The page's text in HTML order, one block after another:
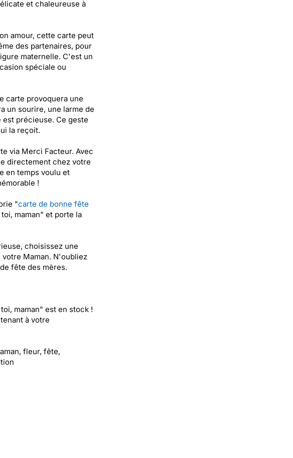
et chaleureuse à
amour, cette carte peut
des partenaires, pour
maternelle. C'est un
spéciale ou
carte provoquera une
un sourire, une larme de
précieuse. Ce geste
la reçoit.
via Merci Facteur. Avec
directement chez votre
en temps voulu et
!
"carte de bonne fête
maman" et porte la
choisissez une
Maman. N'oubliez
fête des mères.
maman" est en stock !
à votre
fleur, fête,